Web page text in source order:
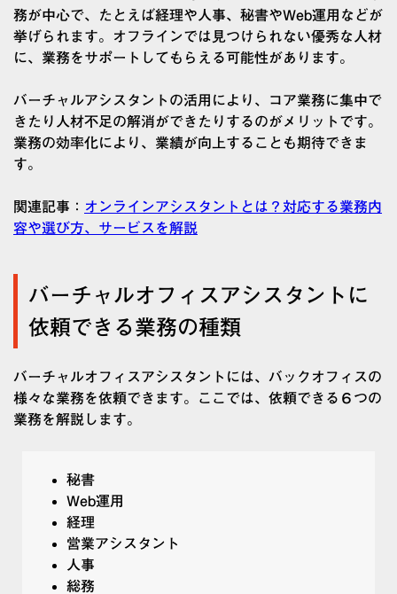
務が中心で、たとえば経理や人事、秘書やWeb運用などが
挙げられます。オフラインでは見つけられない優秀な人材
に、業務をサポートしてもらえる可能性があります。
バーチャルアシスタントの活用により、コア業務に集中で
きたり人材不足の解消ができたりするのがメリットです。
業務の効率化により、業績が向上することも期待できま
す。
関連記事： オンラインアシスタントとは？対応する業務内
容や選び方、サービスを解説
バーチャルオフィスアシスタントに
依頼できる業務の種類
バーチャルオフィスアシスタントには、バックオフィスの
様々な業務を依頼できます。ここでは、依頼できる６つの
業務を解説します。
秘書
Web運用
経理
営業アシスタント
人事
総務